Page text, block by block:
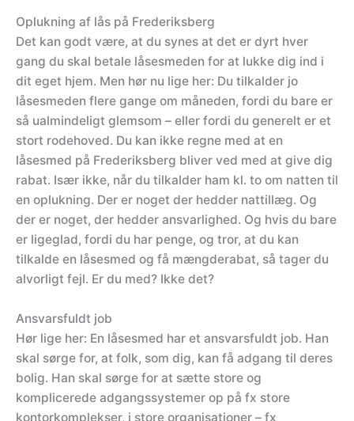
Oplukning af lås på Frederiksberg
Det kan godt være, at du synes at det er dyrt hver
gang du skal betale låsesmeden for at lukke dig ind i
dit eget hjem. Men hør nu lige her: Du tilkalder jo
låsesmeden flere gange om måneden, fordi du bare er
så ualmindeligt glemsom – eller fordi du generelt er et
stort rodehoved. Du kan ikke regne med at en
låsesmed på Frederiksberg bliver ved med at give dig
rabat. Især ikke, når du tilkalder ham kl. to om natten til
en oplukning. Der er noget der hedder nattillæg. Og
der er noget, der hedder ansvarlighed. Og hvis du bare
er ligeglad, fordi du har penge, og tror, at du kan
tilkalde en låsesmed og få mængderabat, så tager du
alvorligt fejl. Er du med? Ikke det?
Ansvarsfuldt job
Hør lige her: En låsesmed har et ansvarsfuldt job. Han
skal sørge for, at folk, som dig, kan få adgang til deres
bolig. Han skal sørge for at sætte store og
komplicerede adgangssystemer op på fx store
kontorkomplekser, i store organisationer – fx